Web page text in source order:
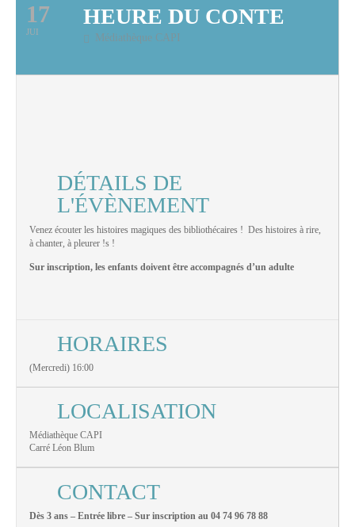
17
JUI
HEURE DU CONTE
Médiathèque CAPI
DÉTAILS DE
L'ÉVÈNEMENT
Venez écouter les histoires magiques des bibliothécaires ! Des histoires à rire,
à chanter, à pleurer !s !
Sur inscription, les enfants doivent être accompagnés d’un adulte
HORAIRES
(Mercredi) 16:00
LOCALISATION
Médiathèque CAPI
Carré Léon Blum
CONTACT
Dès 3 ans – Entrée libre – Sur inscription au 04 74 96 78 88